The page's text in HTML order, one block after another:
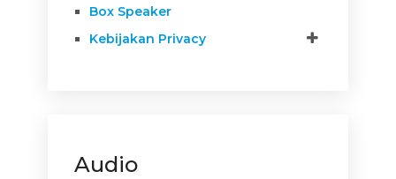
Box Speaker
Kebijakan Privacy
Audio